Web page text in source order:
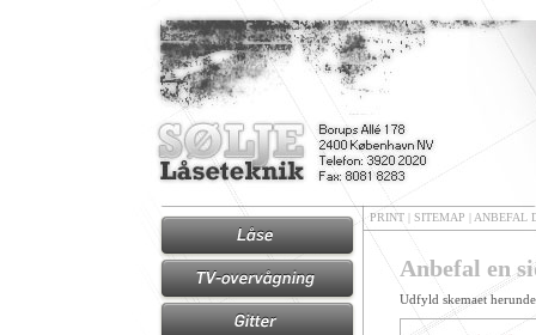
PRINT | SITEMAP ANBEFAL
Anbefal en
Udfyld skemaet